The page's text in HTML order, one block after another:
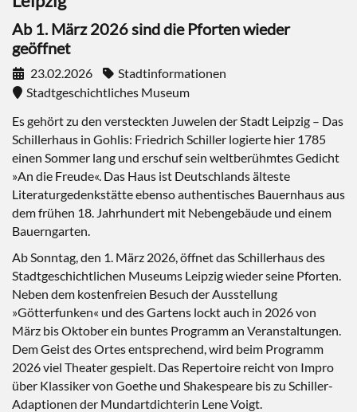
Ab 1. März 2026 sind die Pforten wieder
geöffnet
23.02.2026
Stadtinformationen
Stadtgeschichtliches Museum
Es gehört zu den versteckten Juwelen der Stadt Leipzig – Das
Schillerhaus in Gohlis: Friedrich Schiller logierte hier 1785
einen Sommer lang und erschuf sein weltberühmtes Gedicht
»An die Freude«. Das Haus ist Deutschlands älteste
Literaturgedenkstätte ebenso authentisches Bauernhaus aus
dem frühen 18. Jahrhundert mit Nebengebäude und einem
Bauerngarten.
Ab Sonntag, den 1. März 2026, öffnet das Schillerhaus des
Stadtgeschichtlichen Museums Leipzig wieder seine Pforten.
Neben dem kostenfreien Besuch der Ausstellung
»Götterfunken« und des Gartens lockt auch in 2026 von
März bis Oktober ein buntes Programm an Veranstaltungen.
Dem Geist des Ortes entsprechend, wird beim Programm
2026 viel Theater gespielt. Das Repertoire reicht von Impro
über Klassiker von Goethe und Shakespeare bis zu Schiller-
Adaptionen der Mundartdichterin Lene Voigt.